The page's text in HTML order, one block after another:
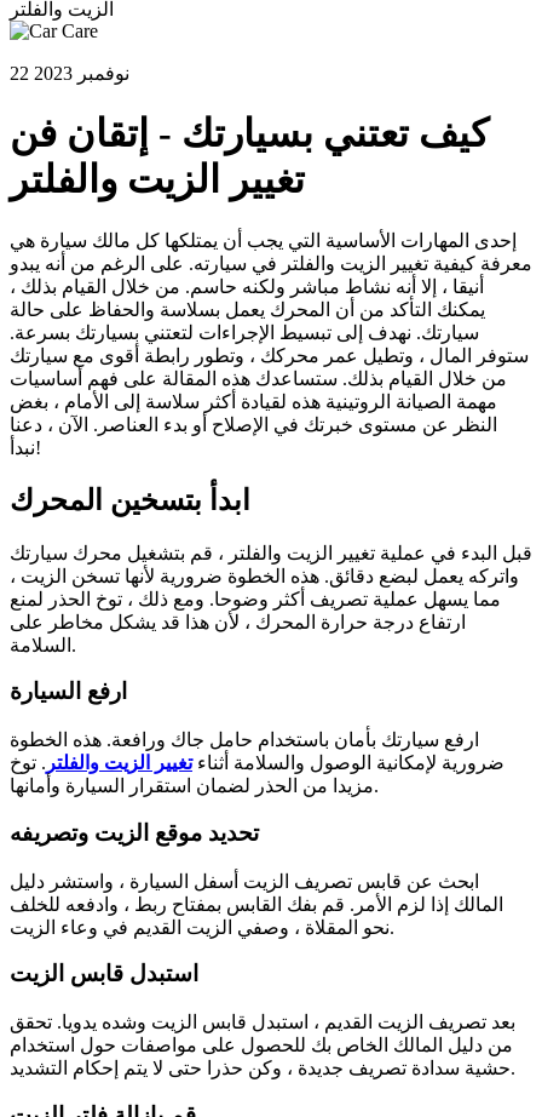
الزيت والفلتر
22 نوفمبر 2023
كيف تعتني بسيارتك - إتقان فن
تغيير الزيت والفلتر
إحدى المهارات الأساسية التي يجب أن يمتلكها كل مالك سيارة هي
معرفة كيفية تغيير الزيت والفلتر في سيارته. على الرغم من أنه يبدو
أنيقا ، إلا أنه نشاط مباشر ولكنه حاسم. من خلال القيام بذلك ،
يمكنك التأكد من أن المحرك يعمل بسلاسة والحفاظ على حالة
سيارتك. نهدف إلى تبسيط الإجراءات لتعتني بسيارتك بسرعة.
ستوفر المال ، وتطيل عمر محركك ، وتطور رابطة أقوى مع سيارتك
من خلال القيام بذلك. ستساعدك هذه المقالة على فهم أساسيات
مهمة الصيانة الروتينية هذه لقيادة أكثر سلاسة إلى الأمام ، بغض
النظر عن مستوى خبرتك في الإصلاح أو بدء العناصر. الآن ، دعنا
نبدأ!
قبل البدء في عملية تغيير الزيت والفلتر ، قم بتشغيل محرك سيارتك
واتركه يعمل لبضع دقائق. هذه الخطوة ضرورية لأنها تسخن الزيت ،
مما يسهل عملية تصريف أكثر وضوحا. ومع ذلك ، توخ الحذر لمنع
ارتفاع درجة حرارة المحرك ، لأن هذا قد يشكل مخاطر على
السلامة.
ارفع سيارتك بأمان باستخدام حامل جاك ورافعة. هذه الخطوة
ضرورية لإمكانية الوصول والسلامة أثناءتغيير الزيت والفلتر . توخ
مزيدا من الحذر لضمان استقرار السيارة وأمانها.
تحديد موقع الزيت وتصريفه
ابحث عن قابس تصريف الزيت أسفل السيارة ، واستشر دليل
المالك إذا لزم الأمر. قم بفك القابس بمفتاح ربط ، وادفعه للخلف
نحو المقلاة ، وصفي الزيت القديم في وعاء الزيت.
بعد تصريف الزيت القديم ، استبدل قابس الزيت وشده يدويا. تحقق
من دليل المالك الخاص بك للحصول على مواصفات حول استخدام
حشية سدادة تصريف جديدة ، وكن حذرا حتى لا يتم إحكام التشديد.